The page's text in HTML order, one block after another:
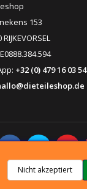
153
+32 (0) 479 16 03 54
Nicht akzeptiert